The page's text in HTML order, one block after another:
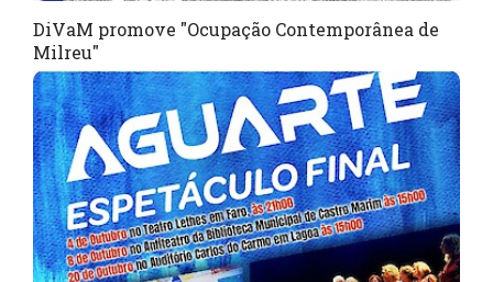
DiVaM promove "Ocupação Contemporânea de
Milreu"